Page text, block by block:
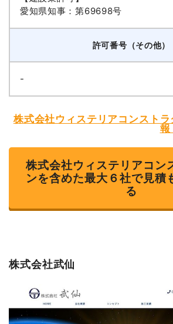
愛知県知事：第69698号
許可番号（その他）
-
株式会社ウィステリアコンスト
報
株式会社ウィステリアコン
ンを含めた最大６社で見積
る
株式会社武仙